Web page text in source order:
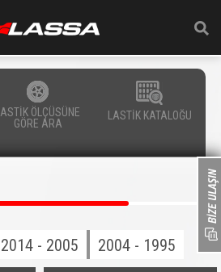
LASTİK ÖLÇÜSÜNE
GÖRE ARA
LASTİK KATALOĞU
2014 - 2005 2004 - 1995